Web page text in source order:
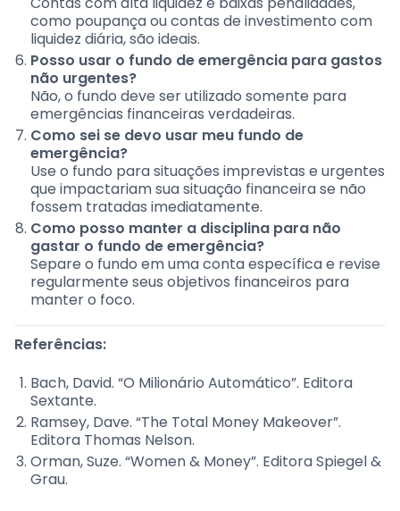
como poupança ou contas de investimento com
liquidez diária, são ideais.
Posso usar o fundo de emergência para gastos
não urgentes?
Não, o fundo deve ser utilizado somente para
emergências financeiras verdadeiras.
Como sei se devo usar meu fundo de
emergência?
Use o fundo para situações imprevistas e urgentes
que impactariam sua situação financeira se não
fossem tratadas imediatamente.
Como posso manter a disciplina para não
gastar o fundo de emergência?
Separe o fundo em uma conta específica e revise
regularmente seus objetivos financeiros para
manter o foco.
Referências:
Bach, David. “O Milionário Automático”. Editora
Sextante.
Ramsey, Dave. “The Total Money Makeover”.
Editora Thomas Nelson.
Orman, Suze. “Women & Money”. Editora Spiegel &
Grau.